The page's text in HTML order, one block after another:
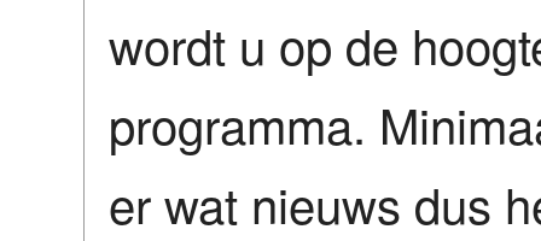
wordt u op de
programma.
er wat nieuws dus